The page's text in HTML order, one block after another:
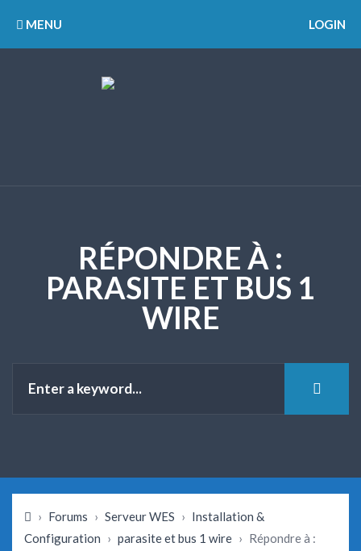
MENU LOGIN
RÉPONDRE À :
PARASITE ET BUS 1
WIRE
› Forums › Serveur WES › Installation &
Configuration › parasite et bus 1 wire › Répondre à :